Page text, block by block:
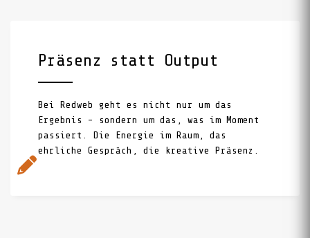
Präsenz statt Output
Bei Redweb geht es nicht nur um das
Ergebnis – sondern um das, was im Moment
passiert. Die Energie im Raum, das
ehrliche Gespräch, die kreative Präsenz.